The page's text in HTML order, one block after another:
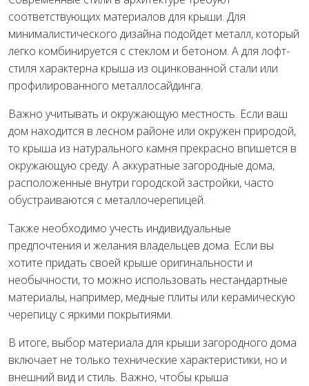
соответствующих материалов для крыши. Для
минималистического дизайна подойдет металл, который
легко комбинируется с стеклом и бетоном. А для лофт-
стиля характерна крыша из оцинкованной стали или
профилированного металлосайдинга.
Важно учитывать и окружающую местность. Если ваш
дом находится в лесном районе или окружен природой,
то крыша из натурального камня прекрасно впишется в
окружающую среду. А аккуратные загородные дома,
расположенные внутри городской застройки, часто
обустраиваются с металлочерепицей.
Также необходимо учесть индивидуальные
предпочтения и желания владельцев дома. Если вы
хотите придать своей крыше оригинальности и
необычности, то можно использовать нестандартные
материалы, например, медные плиты или керамическую
черепицу с яркими покрытиями.
В итоге, выбор материала для крыши загородного дома
включает не только технические характеристики, но и
внешний вид и стиль. Важно, чтобы крыша